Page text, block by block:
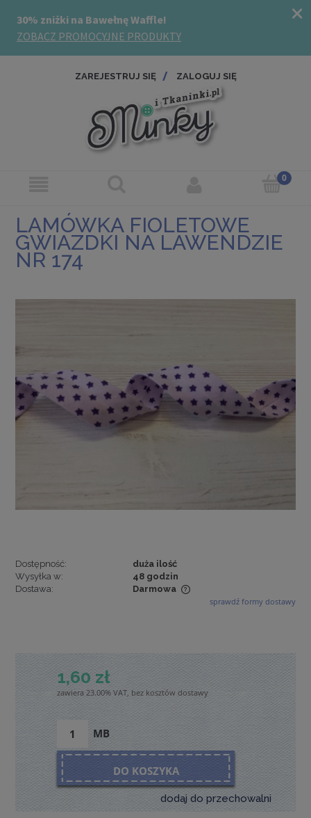
ZAREJESTRUJ SIĘ ZALOGUJ SIĘ
LAMÓWKA FIOLETOWE
GWIAZDKI NA LAWENDZIE
NR 174
Dostępność:
duża ilość
Wysyłka w:
48 godzin
Dostawa:
Darmowa
Cena nie zawiera ewentualnych kosztów płatności
sprawdź formy dostawy
1,60 zł
zawiera 23.00% VAT, bez kosztów dostawy
MB
DO KOSZYKA
dodaj do przechowalni